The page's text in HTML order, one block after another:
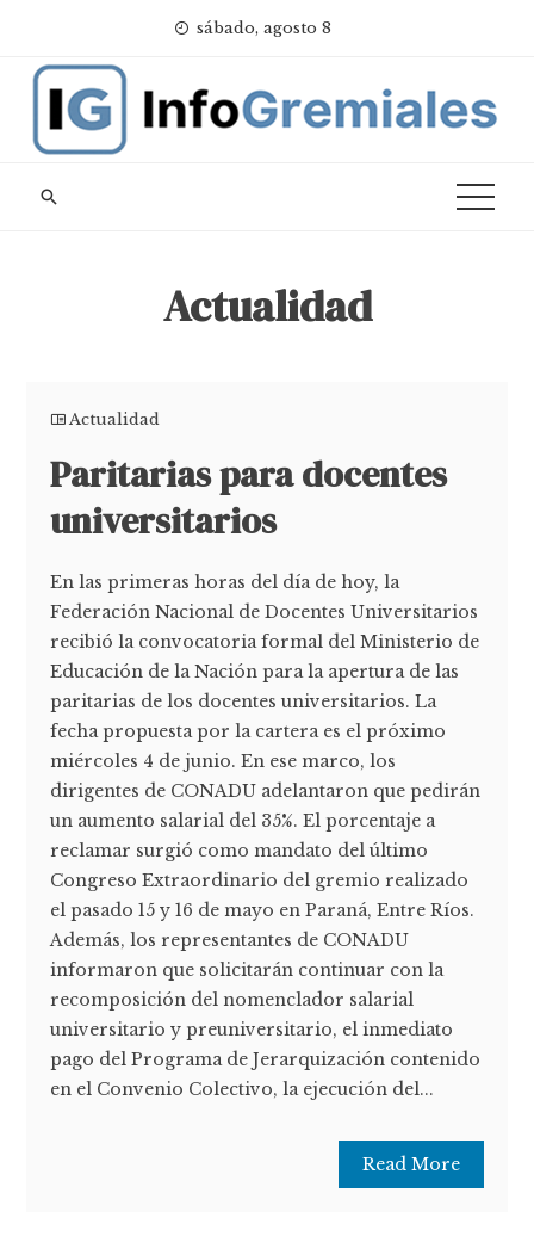
content
sábado, agosto 8
Actualidad
Actualidad
Paritarias para docentes
universitarios
En las primeras horas del día de hoy, la
Federación Nacional de Docentes Universitarios
recibió la convocatoria formal del Ministerio de
Educación de la Nación para la apertura de las
paritarias de los docentes universitarios. La
fecha propuesta por la cartera es el próximo
miércoles 4 de junio. En ese marco, los
dirigentes de CONADU adelantaron que pedirán
un aumento salarial del 35%. El porcentaje a
reclamar surgió como mandato del último
Congreso Extraordinario del gremio realizado
el pasado 15 y 16 de mayo en Paraná, Entre Ríos.
Además, los representantes de CONADU
informaron que solicitarán continuar con la
recomposición del nomenclador salarial
universitario y preuniversitario, el inmediato
pago del Programa de Jerarquización contenido
en el Convenio Colectivo, la ejecución del...
Read More